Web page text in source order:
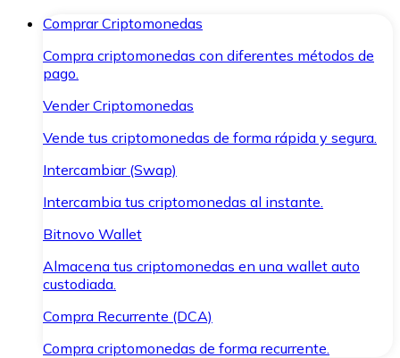
Comprar Criptomonedas
Compra criptomonedas con diferentes métodos de
pago.
Vender Criptomonedas
Vende tus criptomonedas de forma rápida y segura.
Intercambiar (Swap)
Intercambia tus criptomonedas al instante.
Bitnovo Wallet
Almacena tus criptomonedas en una wallet auto
custodiada.
Compra Recurrente (DCA)
Compra criptomonedas de forma recurrente.